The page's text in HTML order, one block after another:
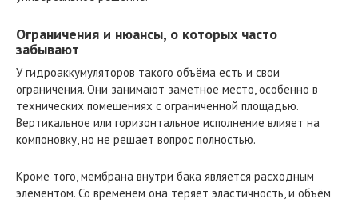
Ограничения и нюансы, о которых часто
забывают
У гидроаккумуляторов такого объёма есть и свои
ограничения. Они занимают заметное место, особенно в
технических помещениях с ограниченной площадью.
Вертикальное или горизонтальное исполнение влияет на
компоновку, но не решает вопрос полностью.
Кроме того, мембрана внутри бака является расходным
элементом. Со временем она теряет эластичность, и объём